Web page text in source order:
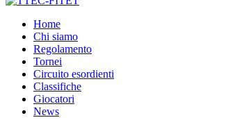
Home
Chi siamo
Regolamento
Tornei
Circuito esordienti
Classifiche
Giocatori
News